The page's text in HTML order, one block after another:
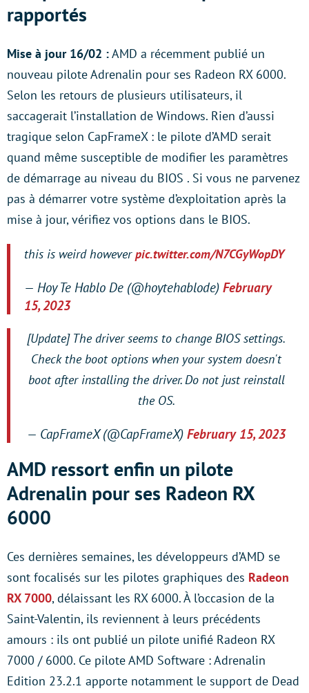
rapportés
Mise à jour 16/02 :AMD a récemment publié un
nouveau pilote Adrenalin pour ses Radeon RX 6000.
Selon les retours de plusieurs utilisateurs, il
saccagerait l’installation de Windows. Rien d’aussi
tragique selon CapFrameX : le pilote d’AMD serait
quand même susceptible de modifier les paramètres
de démarrage au niveau du BIOS . Si vous ne parvenez
pas à démarrer votre système d’exploitation après la
mise à jour, vérifiez vos options dans le BIOS.
this is weird howeverpic.twitter.com/N7CGyWopDY
— Hoy Te Hablo De (@hoytehablode) February
15, 2023
[Update] The driver seems to change BIOS settings.
Check the boot options when your system doesn't
boot after installing the driver. Do not just reinstall
the OS.
— CapFrameX (@CapFrameX) February 15, 2023
AMD ressort enfin un pilote
Adrenalin pour ses Radeon RX
6000
Ces dernières semaines, les développeurs d’AMD se
sont focalisés sur les pilotes graphiques des Radeon
RX 7000, délaissant les RX 6000. À l’occasion de la
Saint-Valentin, ils reviennent à leurs précédents
amours : ils ont publié un pilote unifié Radeon RX
7000 / 6000. Ce pilote AMD Software : Adrenalin
Edition 23.2.1 apporte notamment le support de Dead